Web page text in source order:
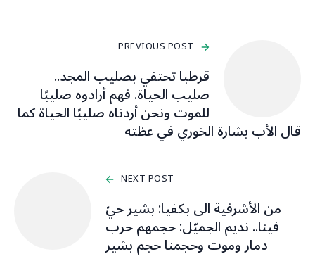
PREVIOUS POST
قرطبا تحتفي بصليب المجد..
صليب الحياة. فهم أرادوه صليبًا
للموت ونحن أردناه صليبًا الحياة كما
قال الأب بشارة الخوري في عظته
NEXT POST
من الأشرفية الى بكفيا: بشير حيّ
فينا.. نديم الجميّل: حجمهم حرب
دمار وموت وحجمنا حجم بشير